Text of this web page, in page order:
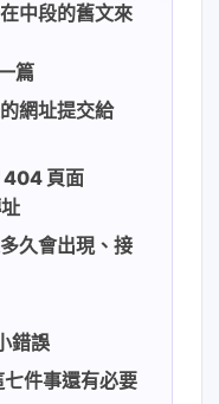
中段的舊文來
篇
網址提交給
404 頁面
久會出現、接
錯誤
件事還有必要